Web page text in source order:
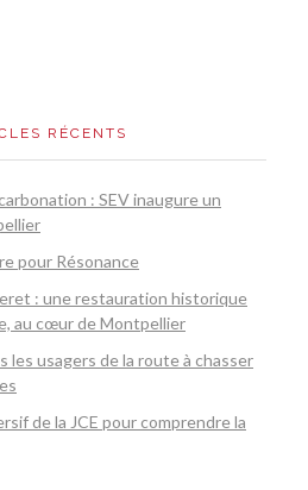
RÉCENTS
: SEV inaugure un
pour Résonance
: une restauration historique
au cœur de Montpellier
usagers de la route à chasser
de la JCE pour comprendre la